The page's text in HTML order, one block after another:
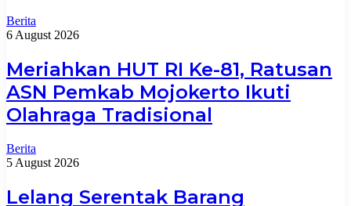
Berita
6 August 2026
Meriahkan HUT RI Ke-81, Ratusan
ASN Pemkab Mojokerto Ikuti
Olahraga Tradisional
Berita
5 August 2026
Lelang Serentak Barang